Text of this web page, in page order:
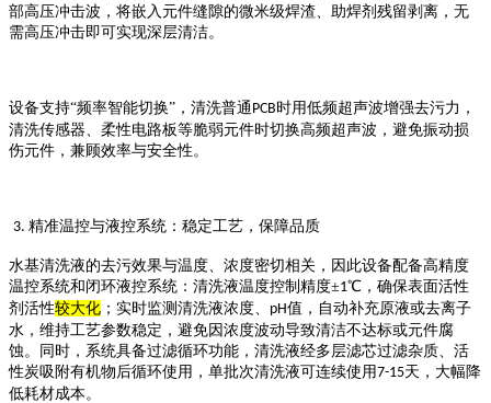
部高压冲击波，将嵌入元件缝隙的微米级焊渣、助焊剂残留剥离，无
需高压冲击即可实现深层清洁。
设备支持“频率智能切换”，清洗普通 PCB时用低频超声波增强去污力，
清洗传感器、柔性电路板等脆弱元件时切换高频超声波，避免振动损
伤元件，兼顾效率与安全性。
3. 精准温控与液控系统：稳定工艺，保障品质
水基清洗液的去污效果与温度、浓度密切相关，因此设备配备高精度
温控系统和闭环液控系统：清洗液温度控制精度±1℃，确保表面活性
剂活性较大化 ；实时监测清洗液浓度、 pH值，自动补充原液或去离子
水，维持工艺参数稳定，避免因浓度波动导致清洁不达标或元件腐
蚀。同时，系统具备过滤循环功能，清洗液经多层滤芯过滤杂质、活
性炭吸附有机物后循环使用，单批次清洗液可连续使用7-15天，大幅降
低耗材成本。